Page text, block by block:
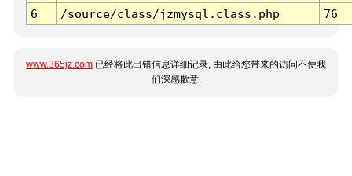
6
/source/class/jzmysql.class.php 76
www.365jz.com 已经将此出错信息详细记录, 由此给您带来的访问不便我
们深感歉意.